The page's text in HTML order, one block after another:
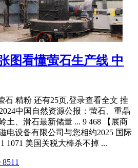
图看懂萤石生产线 中
石 精粉 还有25页,登录查看全文 推
中国自然资源公报：萤石、重晶
土、滑石最新储量 ... 9 468 【展商
电设备有限公司与您相约2025 国际
1071 美国关税大棒杀不掉 ...